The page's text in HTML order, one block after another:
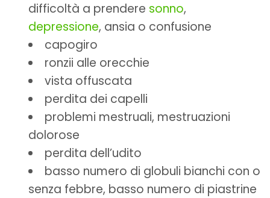
difficoltà a prendere sonno,
depressione, ansia o confusione
capogiro
ronzii alle orecchie
vista offuscata
perdita dei capelli
problemi mestruali, mestruazioni
dolorose
perdita dell’udito
basso numero di globuli bianchi con o
senza febbre, basso numero di piastrine